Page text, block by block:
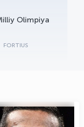
Olimpiya
FORTIUS